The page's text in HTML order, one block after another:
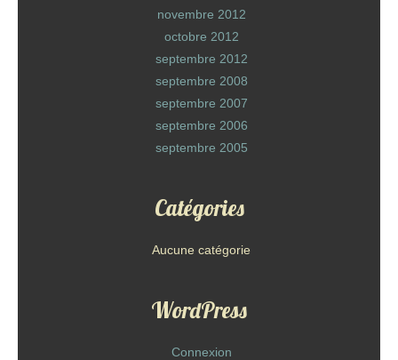
novembre 2012
octobre 2012
septembre 2012
septembre 2008
septembre 2007
septembre 2006
septembre 2005
Catégories
Aucune catégorie
WordPress
Connexion